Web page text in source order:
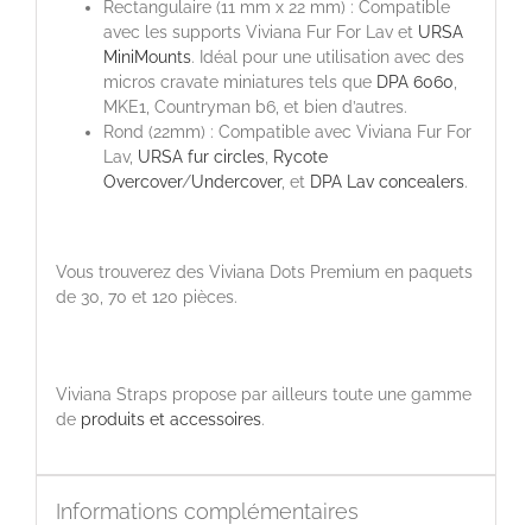
Rectangulaire (11 mm x 22 mm) : Compatible
avec les supports Viviana Fur For Lav et URSA
MiniMounts. Idéal pour une utilisation avec des
micros cravate miniatures tels que DPA 6060
MKE1, Countryman b6, et bien d’autres.
Rond (22mm) : Compatible avec Viviana Fur For
Lav, URSA fur circles, Rycote
Overcover/Undercover, et DPA Lav concealers.
Vous trouverez des Viviana Dots Premium en paquets
de 30, 70 et 120 pièces.
Viviana Straps propose par ailleurs toute une gamme
de produits et accessoires.
Informations complémentaires